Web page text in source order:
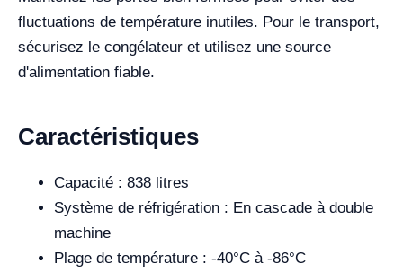
fluctuations de température inutiles. Pour le transport,
sécurisez le congélateur et utilisez une source
d'alimentation fiable.
Caractéristiques
Capacité : 838 litres
Système de réfrigération : En cascade à double
machine
Plage de température : -40°C à -86°C